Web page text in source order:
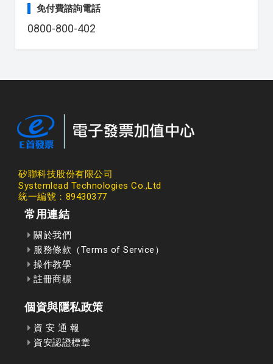
免付費諮詢電話
0800-800-402
矽聯科技股份有限公司
Systemlead Technologies Co.,Ltd
統一編號：89430377
常用連結
關於我們
服務條款（Terms of Service）
操作教學
註冊商標
個資與隱私政策
資 安 通 報
資安認證標章